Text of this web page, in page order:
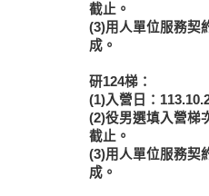
截止。
(3)用人單位服務契
成。
研124梯：
(1)入營日：
(2)役男選填入營梯
截止。
(3)用人單位服務契
成。